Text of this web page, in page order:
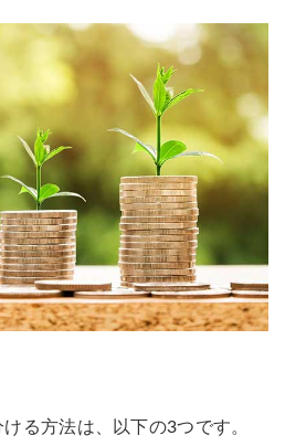
る方法は、以下の3つです。